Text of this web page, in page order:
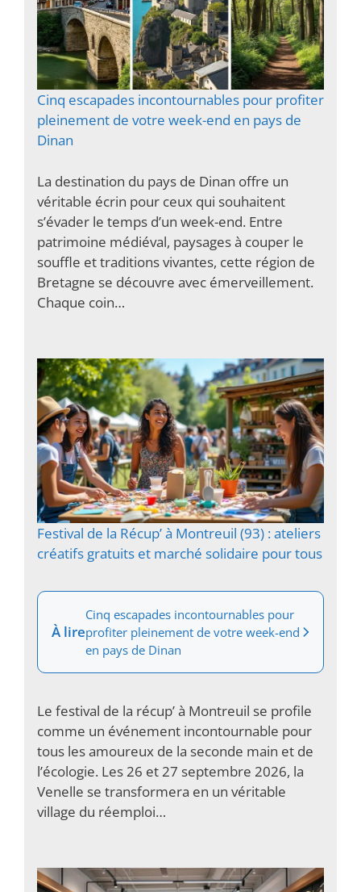
Cinq escapades incontournables pour profiter
pleinement de votre week-end en pays de
Dinan
La destination du pays de Dinan offre un
véritable écrin pour ceux qui souhaitent
s’évader le temps d’un week-end. Entre
patrimoine médiéval, paysages à couper le
souffle et traditions vivantes, cette région de
Bretagne se découvre avec émerveillement.
Chaque coin…
Festival de la Récup’ à Montreuil (93) : ateliers
créatifs gratuits et marché solidaire pour tous
À lire
Cinq escapades incontournables pour
profiter pleinement de votre week-end
en pays de Dinan
Le festival de la récup’ à Montreuil se profile
comme un événement incontournable pour
tous les amoureux de la seconde main et de
l’écologie. Les 26 et 27 septembre 2026, la
Venelle se transformera en un véritable
village du réemploi…